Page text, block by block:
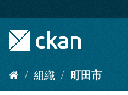
キ
容
組織 町田市